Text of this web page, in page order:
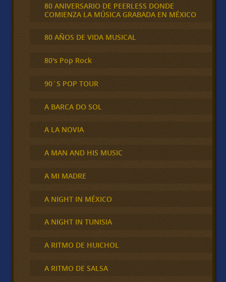
80 ANIVERSARIO DE PEERLESS DONDE
COMIENZA LA MÚSICA GRABADA EN MÉXICO
80 AÑOS DE VIDA MUSICAL
80's Pop Rock
90´S POP TOUR
A BARCA DO SOL
A LA NOVIA
A MAN AND HIS MUSIC
A MI MADRE
A NIGHT IN MÉXICO
A NIGHT IN TUNISIA
A RITMO DE HUICHOL
A RITMO DE SALSA